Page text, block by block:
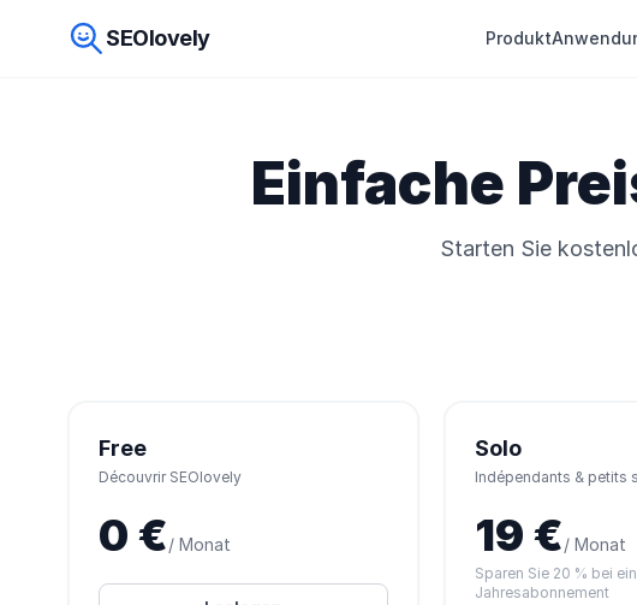
SEOlovely Produkt
Einfache
Starten Sie
Free
Découvrir SEOlovely
0 €/ Monat
Solo
Indépendants & petits
19 €/ Monat
Sparen Sie 20 % bei
Jahresabonnement